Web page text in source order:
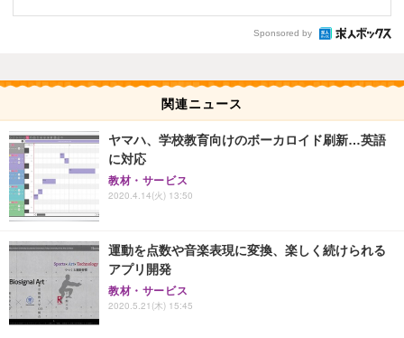
Sponsored by
関連ニュース
ヤマハ、学校教育向けのボーカロイド刷新…英語
に対応
教材・サービス
2020.4.14(火) 13:50
運動を点数や音楽表現に変換、楽しく続けられる
アプリ開発
教材・サービス
2020.5.21(木) 15:45